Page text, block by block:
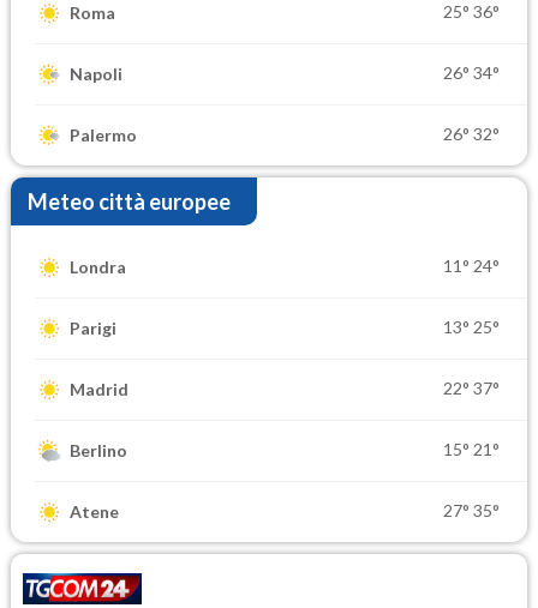
Roma 25° 36°
Napoli 26° 34°
Palermo 26° 32°
Meteo città europee
Londra 11° 24°
Parigi 13° 25°
Madrid 22° 37°
Berlino 15° 21°
Atene 27° 35°